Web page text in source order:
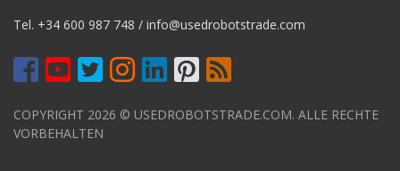
Tel. +34 600 987 748 / info@usedrobotstrade.com
COPYRIGHT 2026 © USEDROBOTSTRADE.COM. ALLE RECHTE
VORBEHALTEN